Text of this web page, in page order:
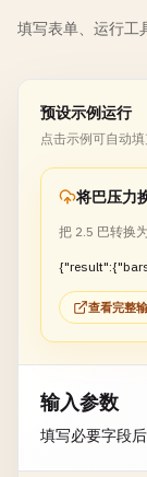
填写表单、运行工
预设示例运行
点击示例可自动
将巴压力
把 2.5 巴转换
查看完整
输入参数
填写必要字段后